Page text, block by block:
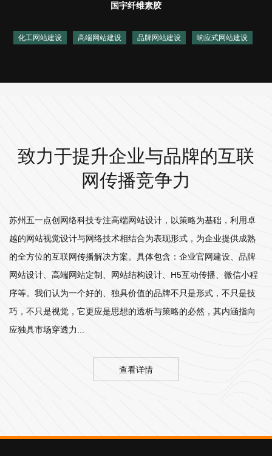
国宇纤维素胶
化工网站建设 高端网站建设 品牌网站建设 响应式网站建设
致力于提升企业与品牌的互联
网传播竞争力
苏州五一点创网络科技专注高端网站设计，以策略为基础，利用卓
越的网站视觉设计与网络技术相结合为表现形式，为企业提供成熟
的全方位的互联网传播解决方案。具体包含：企业官网建设、品牌
网站设计、高端网站定制、网站结构设计、H5互动传播、微信小程
序等。我们认为一个好的、独具价值的品牌不只是形式，不只是技
巧，不只是视觉，它更应是思想的透析与策略的必然，其内涵指向
应独具市场穿透力...
查看详情